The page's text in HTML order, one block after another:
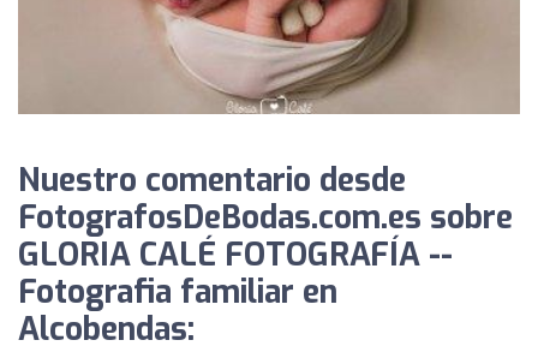
Nuestro comentario desde
FotografosDeBodas.com.es sobre
GLORIA CALÉ FOTOGRAFÍA --
Fotografia familiar en
Alcobendas: